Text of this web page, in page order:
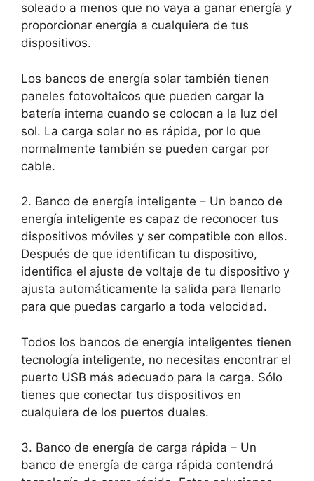
soleado a menos que no vaya a ganar energía y
proporcionar energía a cualquiera de tus
dispositivos.
Los bancos de energía solar también tienen
paneles fotovoltaicos que pueden cargar la
batería interna cuando se colocan a la luz del
sol. La carga solar no es rápida, por lo que
normalmente también se pueden cargar por
cable.
2. Banco de energía inteligente – Un banco de
energía inteligente es capaz de reconocer tus
dispositivos móviles y ser compatible con ellos.
Después de que identifican tu dispositivo,
identifica el ajuste de voltaje de tu dispositivo y
ajusta automáticamente la salida para llenarlo
para que puedas cargarlo a toda velocidad.
Todos los bancos de energía inteligentes tienen
tecnología inteligente, no necesitas encontrar el
puerto USB más adecuado para la carga. Sólo
tienes que conectar tus dispositivos en
cualquiera de los puertos duales.
3. Banco de energía de carga rápida – Un
banco de energía de carga rápida contendrá